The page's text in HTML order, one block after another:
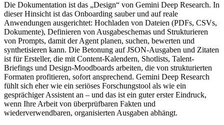
Die Dokumentation ist das „Design“ von Gemini Deep Research. In
dieser Hinsicht ist das Onboarding sauber und auf reale
Anwendungen ausgerichtet: Hochladen von Dateien (PDFs, CSVs,
Dokumente), Definieren von Ausgabeschemas und Strukturieren
von Prompts, damit der Agent planen, suchen, bewerten und
synthetisieren kann. Die Betonung auf JSON-Ausgaben und Zitaten
ist für Ersteller, die mit Content-Kalendern, Shotlists, Talent-
Briefings und Design-Moodboards arbeiten, die von strukturierten
Formaten profitieren, sofort ansprechend. Gemini Deep Research
fühlt sich eher wie ein seriöses Forschungstool als wie ein
gesprächiger Assistent an – und das ist ein guter erster Eindruck,
wenn Ihre Arbeit von überprüfbaren Fakten und
wiederverwendbaren, organisierten Ausgaben abhängt.